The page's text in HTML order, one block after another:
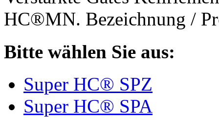
HC®MN. Bezeichnung /
Bitte wählen Sie aus:
Super HC® SPZ
Super HC® SPA